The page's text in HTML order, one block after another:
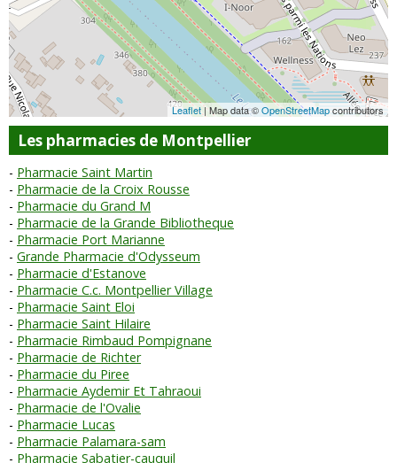
Leaflet| Map data ©OpenStreetMapcontributors
Les pharmacies de Montpellier
Pharmacie Saint Martin
Pharmacie de la Croix Rousse
Pharmacie du Grand M
Pharmacie de la Grande Bibliotheque
Pharmacie Port Marianne
Grande Pharmacie d'Odysseum
Pharmacie d'Estanove
Pharmacie C.c. Montpellier Village
Pharmacie Saint Eloi
Pharmacie Saint Hilaire
Pharmacie Rimbaud Pompignane
Pharmacie de Richter
Pharmacie du Piree
Pharmacie Aydemir Et Tahraoui
Pharmacie de l'Ovalie
Pharmacie Lucas
Pharmacie Palamara-sam
Pharmacie Sabatier-cauquil